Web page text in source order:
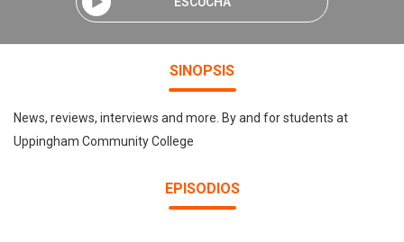
SINOPSIS
News, reviews, interviews and more. By and for students at
Uppingham Community College
EPISODIOS